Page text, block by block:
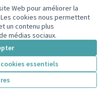
Web pour améliorer la
cookies nous permettent
un contenu plus
médias sociaux.
essentiels
.
Licence
(Lien